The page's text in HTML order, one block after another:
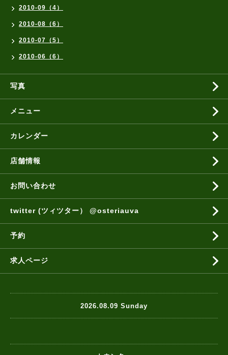
2010-09（4）
2010-08（6）
2010-07（5）
2010-06（6）
写真
メニュー
カレンダー
店舗情報
お問い合わせ
twitter (ツィツター） @osteriauva
予約
求人ページ
2026.08.09 Sunday